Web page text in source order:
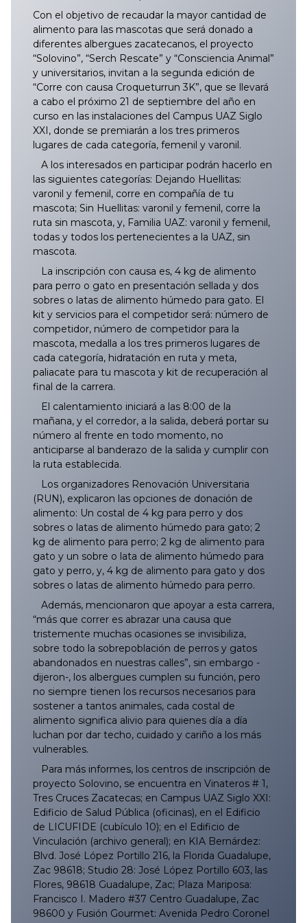
017/2025
018/2025
019/2025
020/2025
022/2025
023/2025
024/2025
025/2025
026/2025
027/2025
028/2025
029/2025
030/2025
031/2025
032/2025
033/2025
034/2025
035/2025
036/2025
037/2025
038/2025
039/2025
040/2025
041/2025
042/2025
043/2025
044/2025
116/2025
117/2025
118/2025
119/2025
121/2025
122/2025
123/2025
124/2025
125/2025
126/2025
127/2025
128/2025
129/2025
130/2025
131/2025
132/2025
133/2025
134/2025
135/2025
136/2025
137/2025
138/2025
139/2025
140/2025
141/2025
142/2025
143/2025
215/2025
216/2025
217/2025
218/2025
220/2025
221/2025
222/2025
223/2025
224/2025
225/2025
226/2025
227/2025
228/2025
229/2025
230/2025
231/2025
232/2025
233/2025
234/2025
235/2025
236/2025
237/2025
238/2025
239/2025
240/2025
241/2025
242/2025
314/2025
315/2025
316/2025
317/2025
319/2025
320/2025
321/2025
322/2025
323/2025
324/2025
325/2025
326/2025
327/2025
328/2025
329/2025
330/2025
331/2025
332/2025
333/2025
334/2025
335/2025
336/2025
337/2025
338/2025
339/2025
340/2025
341/2025
413/2025
414/2025
415/2025
416/2025
418/2025
419/2025
420/2025
421/2025
422/2025
423/2025
424/2025
425/2025
426/2025
427/2025
428/2025
429/2025
430/2025
431/2025
432/2025
433/2025
434/2025
435/2025
436/2025
437/2025
438/2025
439/2025
440/2025
512/2025
513/2025
514/2025
515/2025
517/2025
518/2025
519/2025
520/2025
521/2025
522/2025
523/2025
524/2025
525/2025
526/2025
527/2025
528/2025
528A/2025
529/2025
530/2025
531/2025
532/2025
533/2025
534/2025
535/2025
536/2025
537/2025
538/2025
611/2025
612/2025
613/2025
614/2025
616/2025
617/2025
618/2025
619/2025
620/2025
621/2025
622/2025
623/2025
624/2025
625/2025
626/2025
627/2025
628/2025
629/2025
630/2025
631/2025
632/2025
633/2025
634/2025
635/2025
636/2025
637/2025
638/2025
710/2025
711/2025
712/2025
713/2025
715/2025
716/2025
717/2025
718/2025
719/2025
720/2025
721/2025
722/2025
723/2025
724/2025
725/2025
726/2025
727/2025
728/2025
729/2025
730/2025
731/2025
732/2025
733/2025
734/2025
735/2025
736/2025
737/2025
809/2025
810/2025
811/2025
812/2025
814/2025
815/2025
816/2025
817/2025
818/2025
819/2025
820/2025
821/2025
822/2025
823/2025
824/2025
825/2025
826/2025
827/2025
828/2025
829/2025
830/2025
831/2025
832/2025
833/2025
834/2025
835/2025
836/2025
016/2026
017/2026
018/2026
019/2026
021/2026
022/2026
023/2026
024/2026
025/2026
026/2026
027/2026
028/2026
029/2026
030/2026
031/2026
032/2026
033/2026
034/2026
035/2026
036/2026
037/2026
038/2026
039/2026
040/2026
041/2026
042/2026
043/2026
115/2026
116/2026
117/2026
118/2026
120/2026
121/2026
122/2026
123/2026
124/2026
125/2026
126/2026
127/2026
128/2026
129/2026
130/2026
131/2026
132/2026
133/2026
134/2026
135/2026
136/2026
137/2026
138/2026
139/2026
140/2026
141/2026
142/2026
214/2026
215/2026
216/2026
217/2026
219/2026
220/2026
221/2026
222/2026
223/2026
224/2026
225/2026
226/2026
227/2026
228/2026
229/2026
230/2026
231/2026
232/2026
233/2026
234/2026
235/2026
236/2026
237/2026
238/2026
239/2026
240/2026
241/2026
313/2026
314/2026
315/2026
316/2026
318/2026
319/2026
320/2026
321/2026
322/2026
323/2026
324/2026
325/2026
326/2026
327/2026
328/2026
329/2026
330/2026
331/2026
332/2026
333/2026
334/2026
335/2026
336/2026
337/2026
338/2026
339/2026
340/2026
412/2026
413/2026
414/2026
415/2026
417/2026
418/2026
419/2026
420/2026
421/2026
422/2026
423/2026
424/2026
425/2026
426/2026
427/2026
428/2026
429/2026
430/2026
431/2026
432/2026
433/2026
434/2026
435/2026
436/2026
437/2026
438/2026
439/2026
511/2026
512/2026
513/2026
514/2026
516/2026
517/2026
518/2026
519/2026
520/2026
521/2026
522/2026
523/2026
524/2026
525/2026
526/2026
527/2026
528/2026
529/2026
530/2026
531/2026
532/2026
533/2026
534/2026
535/2026
536/2026
538/2026
539/2026
610/2026
611/2026
612/2026
613/2026
615/2026
616/2026
617/2026
618/2026
619/2026
620/2026
621/2026
622/2026
623/2026
624/2026
625/2026
626/2026
627/2026
628/2026
629/2026
630/2026
631/2026
633/2026
632/2026
634/2026
635/2026
636/2026
637/2026
Vol. 2, No. 16, Junio 2025
Vol. 2, No. 15, Abril-Mayo 2025
Vol. 2, No. 14, Marzo-Abril 2025
Vol. 2, No. 13, Febrero 2025
Vol. I. No. 12, Diciembre 2024
Vol. I, No. 11, Noviembre 2024
Vol. I, No. 10, Octubre 2024
Vol. I, No. 9, Septiembre 2024
Vol. I, No. 8, Agosto 2024
Vol. I, No. 7, Julio 2024
Vol. I, No. 6, Junio 2024
Vol. I, No. 5, Mayo 2024
Vol. I, No. 4, Abril 2024
Vol. I, No. 3, Marzo 2024
Vol I, No. 2, Marzo 2024
Vol. I, No. 1 Febrero 2024
Con el objetivo de recaudar la mayor cantidad de
alimento para las mascotas que será donado a
diferentes albergues zacatecanos, el proyecto
“Solovino”, “Serch Rescate” y “Consciencia Animal”
y universitarios, invitan a la segunda edición de
“Corre con causa Croqueturrun 3K”, que se llevará
a cabo el próximo 21 de septiembre del año en
curso en las instalaciones del Campus UAZ Siglo
XXI, donde se premiarán a los tres primeros
lugares de cada categoría, femenil y varonil.
A los interesados en participar podrán hacerlo en
las siguientes categorías: Dejando Huellitas:
varonil y femenil, corre en compañía de tu
mascota; Sin Huellitas: varonil y femenil, corre la
ruta sin mascota, y, Familia UAZ: varonil y femenil,
todas y todos los pertenecientes a la UAZ, sin
mascota.
La inscripción con causa es, 4 kg de alimento
para perro o gato en presentación sellada y dos
sobres o latas de alimento húmedo para gato. El
kit y servicios para el competidor será: número de
competidor, número de competidor para la
mascota, medalla a los tres primeros lugares de
cada categoría, hidratación en ruta y meta,
paliacate para tu mascota y kit de recuperación al
final de la carrera.
El calentamiento iniciará a las 8:00 de la
mañana, y el corredor, a la salida, deberá portar su
número al frente en todo momento, no
anticiparse al banderazo de la salida y cumplir con
la ruta establecida.
Los organizadores Renovación Universitaria
(RUN), explicaron las opciones de donación de
alimento: Un costal de 4 kg para perro y dos
sobres o latas de alimento húmedo para gato; 2
kg de alimento para perro; 2 kg de alimento para
gato y un sobre o lata de alimento húmedo para
gato y perro, y, 4 kg de alimento para gato y dos
sobres o latas de alimento húmedo para perro.
Además, mencionaron que apoyar a esta carrera,
“más que correr es abrazar una causa que
tristemente muchas ocasiones se invisibiliza,
sobre todo la sobrepoblación de perros y gatos
abandonados en nuestras calles”, sin embargo -
dijeron-, los albergues cumplen su función, pero
no siempre tienen los recursos necesarios para
sostener a tantos animales, cada costal de
alimento significa alivio para quienes día a día
luchan por dar techo, cuidado y cariño a los más
vulnerables.
Para más informes, los centros de inscripción de
proyecto Solovino, se encuentra en Vinateros # 1,
Tres Cruces Zacatecas; en Campus UAZ Siglo XXI:
Edificio de Salud Pública (oficinas), en el Edificio
de LICUFIDE (cubículo 10); en el Edificio de
Vinculación (archivo general); en KIA Bernárdez:
Blvd. José López Portillo 216, la Florida Guadalupe,
Zac 98618; Studio 28: José López Portillo 603, las
Flores, 98618 Guadalupe, Zac; Plaza Mariposa:
Francisco I. Madero #37 Centro Guadalupe, Zac
98600 y Fusión Gourmet: Avenida Pedro Coronel